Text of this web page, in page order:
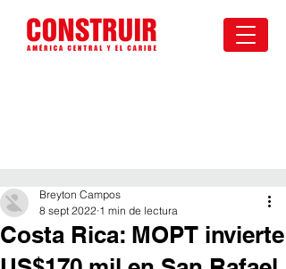
Costa Rica: MOPT invierte
Breyton Campos
8 sept 2022 1 min de lectura